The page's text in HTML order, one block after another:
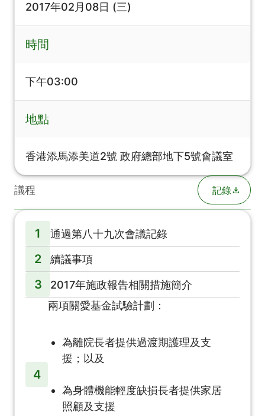
2017年02月08日 (三)
時間
下午03:00
地點
香港添馬添美道2號 政府總部地下5號會議室
議程 記錄
1 通過第八十九次會議記錄
2 續議事項
3 2017年施政報告相關措施簡介
4
兩項關愛基金試驗計劃：
為離院長者提供過渡期護理及支
援；以及
為身體機能輕度缺損長者提供家居
照顧及支援